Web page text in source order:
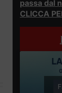
passa dal
CLICCA